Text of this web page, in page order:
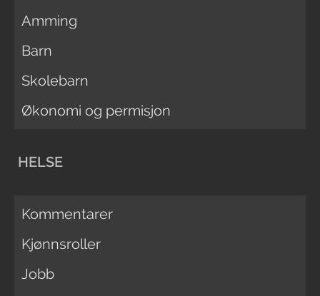
Amming
Barn
Skolebarn
Økonomi og permisjon
HELSE
Kommentarer
Kjønnsroller
Jobb